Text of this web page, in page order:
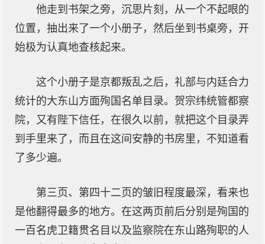
他走到书架之旁，沉思片刻，从一个不起眼的
位置，抽出来了一个小册子，然后坐到书桌旁，开
始极为认真地查核起来。
这个小册子是京都叛乱之后，礼部与内廷合力
统计的大东山方面殉国名单目录。贺宗纬统管都察
院，又有陛下信任，在很久以前，就把这个目录弄
到手里来了，而且在这间安静的书房里，不知道看
了多少遍。
第三页、第四十二页的皱旧程度最深，看来也
是他翻得最多的地方。在这两页前后分别是殉国的
一百名虎卫籍贯名目以及监察院在东山路殉职的人